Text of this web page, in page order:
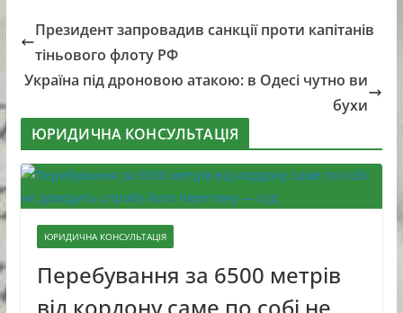
Президент запровадив санкції проти капітанів
тіньового флоту РФ
Україна під дроновою атакою: в Одесі чутно ви
бухи
ЮРИДИЧНА КОНСУЛЬТАЦІЯ
ЮРИДИЧНА КОНСУЛЬТАЦІЯ
Перебування за 6500 метрів